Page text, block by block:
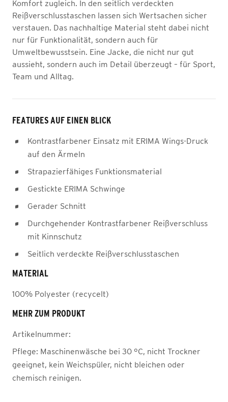
Komfort zugleich. In den seitlich verdeckten
Reißverschlusstaschen lassen sich Wertsachen sicher
verstauen. Das nachhaltige Material steht dabei nicht
nur für Funktionalität, sondern auch für
Umweltbewusstsein. Eine Jacke, die nicht nur gut
aussieht, sondern auch im Detail überzeugt – für Sport,
Team und Alltag.
FEATURES AUF EINEN BLICK
Kontrastfarbener Einsatz mit ERIMA Wings-Druck
auf den Ärmeln
Strapazierfähiges Funktionsmaterial
Gestickte ERIMA Schwinge
Gerader Schnitt
Durchgehender Kontrastfarbener Reißverschluss
mit Kinnschutz
Seitlich verdeckte Reißverschlusstaschen
MATERIAL
100% Polyester (recycelt)
MEHR ZUM PRODUKT
Artikelnummer:
Pflege: Maschinenwäsche bei 30 °C, nicht Trockner
geeignet, kein Weichspüler, nicht bleichen oder
chemisch reinigen.